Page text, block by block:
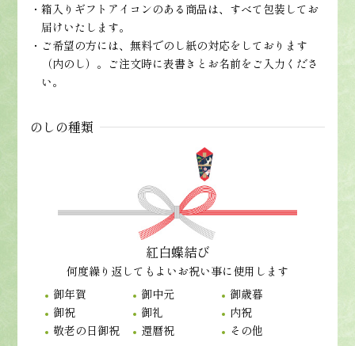
箱入りギフトアイコンのある商品は、すべて包装してお
届けいたします。
ご希望の方には、無料でのし紙の対応をしております
（内のし）。ご注文時に表書きとお名前をご入力くださ
い。
のしの種類
紅白蝶結び
何度繰り返してもよいお祝い事に使用します
御年賀
御中元
御歳暮
御祝
御礼
内祝
敬老の日御祝
還暦祝 その他